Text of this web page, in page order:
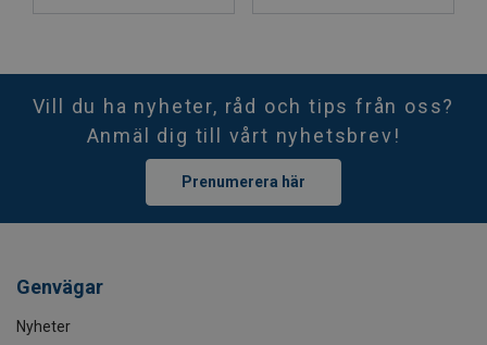
Vill du ha nyheter, råd och tips från oss?
Anmäl dig till vårt nyhetsbrev!
Prenumerera här
Genvägar
Nyheter